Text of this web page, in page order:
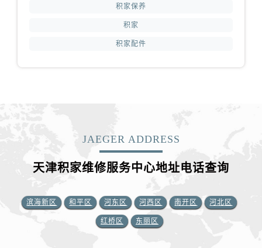
积家保养
积家
积家配件
JAEGER ADDRESS
天津积家维修服务中心地址电话查询
滨海新区 和平区 河东区 河西区 南开区 河北区
红桥区 东丽区